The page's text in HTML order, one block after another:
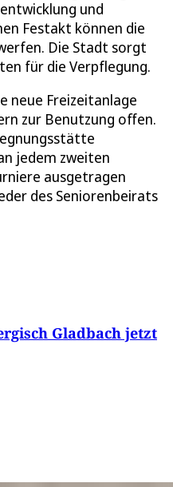
und
Festakt können die
Die Stadt sorgt
für die Verpflegung.
neue Freizeitanlage
zur Benutzung offen.
jedem zweiten
ausgetragen
des Seniorenbeirats
Gladbach jetzt